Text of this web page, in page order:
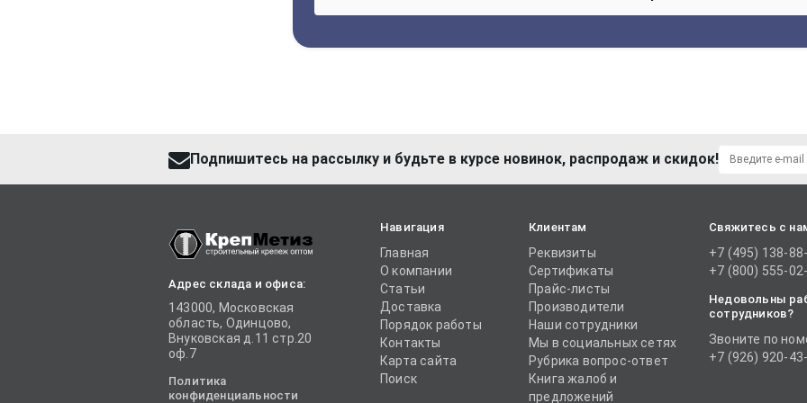
Подпишитесь на рассылку и будьте в курсе новинок, распродаж и скидок!
Адрес склада и офиса:
143000, Московская
область, Одинцово,
Внуковская д.11 стр.20
оф.7
Политика
конфиденциальности
Навигация
Главная
О компании
Статьи
Доставка
Порядок работы
Контакты
Карта сайта
Поиск
Клиентам
Реквизиты
Сертификаты
Прайс-листы
Производители
Наши сотрудники
Мы в социальных сетях
Рубрика вопрос-ответ
Книга жалоб и
предложений
Свяжитесь с
+7 (495) 138-
+7 (800) 555-
Недовольны
сотрудников?
Звоните по
+7 (926) 920-